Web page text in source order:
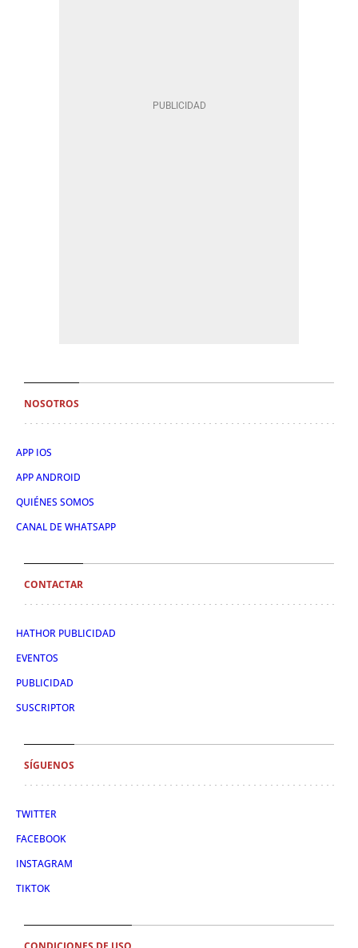
NOSOTROS
APP IOS
APP ANDROID
QUIÉNES SOMOS
CANAL DE WHATSAPP
CONTACTAR
HATHOR PUBLICIDAD
EVENTOS
PUBLICIDAD
SUSCRIPTOR
SÍGUENOS
TWITTER
FACEBOOK
INSTAGRAM
TIKTOK